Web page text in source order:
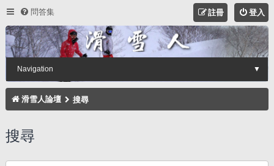
問答集 登入
註冊
Navigation ▼
滑雪人論壇 搜尋
搜尋